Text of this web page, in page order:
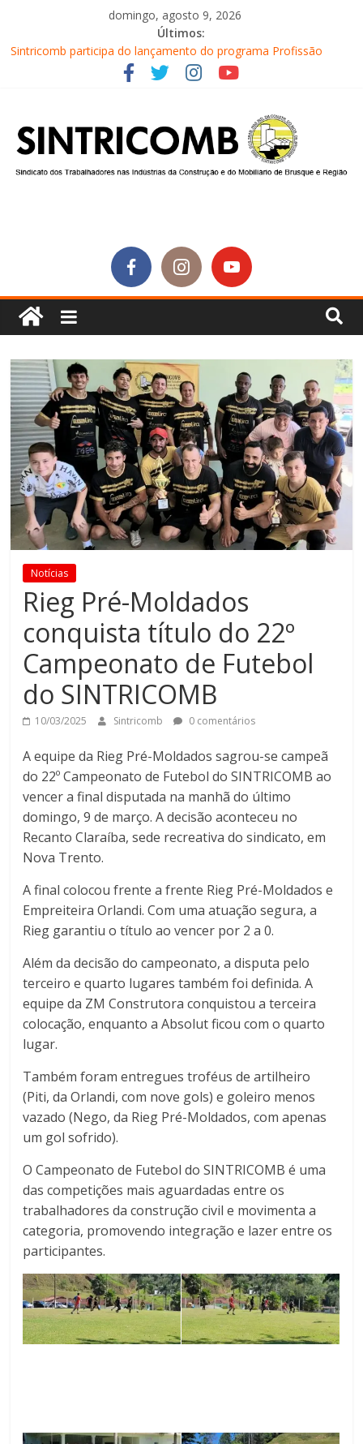
domingo, agosto 9, 2026
Últimos:
Sintricomb participa do lançamento do programa Profissão
Construir em Brusque
Equipe do SINTRICOMB realiza mais uma edição do Café na
Conselho Fiscal do SINTRICOMB realiza avaliação das contas do
sindicato
Diretores do SINTRICOMB são eleitos para a direção da Nova
Central Sindical de SC
Notícias
Rieg Pré-Moldados
conquista título do 22º
Campeonato de Futebol
do SINTRICOMB
10/03/2025 Sintricomb 0 comentários
A equipe da Rieg Pré-Moldados sagrou-se campeã
do 22º Campeonato de Futebol do SINTRICOMB ao
vencer a final disputada na manhã do último
domingo, 9 de março. A decisão aconteceu no
Recanto Claraíba, sede recreativa do sindicato, em
Nova Trento.
A final colocou frente a frente Rieg Pré-Moldados e
Empreiteira Orlandi. Com uma atuação segura, a
Rieg garantiu o título ao vencer por 2 a 0.
Além da decisão do campeonato, a disputa pelo
terceiro e quarto lugares também foi definida. A
equipe da ZM Construtora conquistou a terceira
colocação, enquanto a Absolut ficou com o quarto
lugar.
Também foram entregues troféus de artilheiro
(Piti, da Orlandi, com nove gols) e goleiro menos
vazado (Nego, da Rieg Pré-Moldados, com apenas
um gol sofrido).
O Campeonato de Futebol do SINTRICOMB é uma
das competições mais aguardadas entre os
trabalhadores da construção civil e movimenta a
categoria, promovendo integração e lazer entre os
participantes.